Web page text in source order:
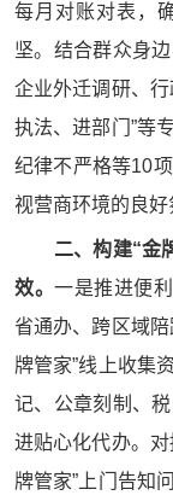
每月对账对表，
坚。结合群众身
企业外迁调研、
执法、进部门”等
纪律不严格等10
视营商环境的良好
二、构建“金
效。一是推进便
省通办、跨区域
牌管家”线上收集
记、公章刻制、
进贴心化代办。
牌管家”上门告知